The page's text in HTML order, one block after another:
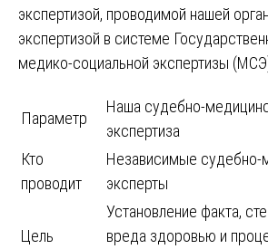
экспертизой, проводимой нашей
экспертизой в системе
медико-социальной экспертизы
Параметр
Наша судебно-
экспертиза
Кто
проводит
Независимые судебно-
эксперты
Цель
Установление факта,
вреда здоровью и